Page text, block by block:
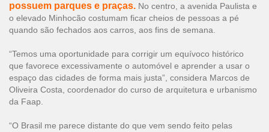
possuem parques e praças. No centro, a avenida Paulista e
o elevado Minhocão costumam ficar cheios de pessoas a pé
quando são fechados aos carros, aos fins de semana.
“Temos uma oportunidade para corrigir um equívoco histórico
que favorece excessivamente o automóvel e aprender a usar o
espaço das cidades de forma mais justa”, considera Marcos de
Oliveira Costa, coordenador do curso de arquitetura e urbanismo
da Faap.
“O Brasil me parece distante do que vem sendo feito pelas